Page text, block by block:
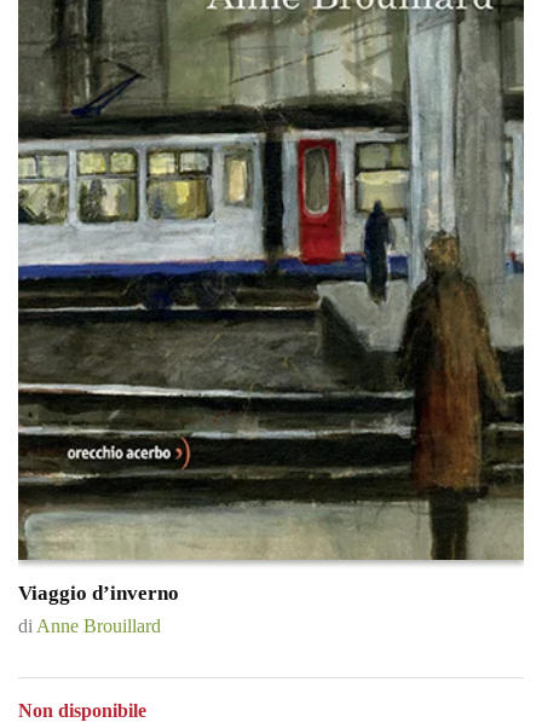
Viaggio d’inverno
di Anne Brouillard
Non disponibile